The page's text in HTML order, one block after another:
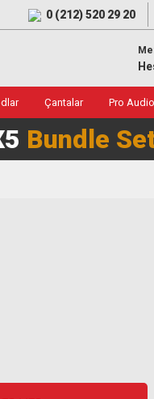
0 (212) 520 29 20
Çantalar Pro
Bundle